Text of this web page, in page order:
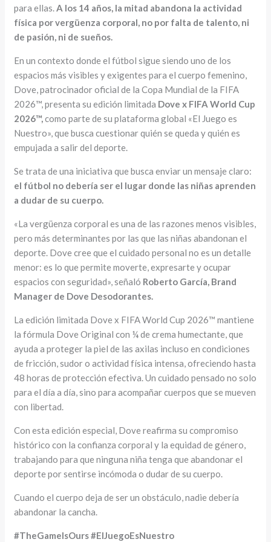
para ellas.A los 14 años, la mitad abandona la actividad
física por vergüenza corporal, no por falta de talento, ni
de pasión, ni de sueños.
En un contexto donde el fútbol sigue siendo uno de los
espacios más visibles y exigentes para el cuerpo femenino,
Dove, patrocinador oficial de la Copa Mundial de la FIFA
2026™, presenta su edición limitada Dove x FIFA World Cup
2026™,como parte de su plataforma global «El Juego es
Nuestro», que busca cuestionar quién se queda y quién es
empujada a salir del deporte.
Se trata de una iniciativa que busca enviar un mensaje claro:
el fútbol no debería ser el lugar donde las niñas aprenden
a dudar de su cuerpo.
«La vergüenza corporal es una de las razones menos visibles,
pero más determinantes por las que las niñas abandonan el
deporte. Dove cree que el cuidado personal no es un detalle
menor: es lo que permite moverte, expresarte y ocupar
espacios con seguridad», señaló Roberto García, Brand
Manager de Dove Desodorantes.
La edición limitada Dove x FIFA World Cup 2026™ mantiene
la fórmula Dove Original con ¼ de crema humectante, que
ayuda a proteger la piel de las axilas incluso en condiciones
de fricción, sudor o actividad física intensa, ofreciendo hasta
48 horas de protección efectiva. Un cuidado pensado no solo
para el día a día, sino para acompañar cuerpos que se mueven
con libertad.
Con esta edición especial, Dove reafirma su compromiso
histórico con la confianza corporal y la equidad de género,
trabajando para que ninguna niña tenga que abandonar el
deporte por sentirse incómoda o dudar de su cuerpo.
Cuando el cuerpo deja de ser un obstáculo, nadie debería
abandonar la cancha.
#TheGameIsOurs #ElJuegoEsNuestro